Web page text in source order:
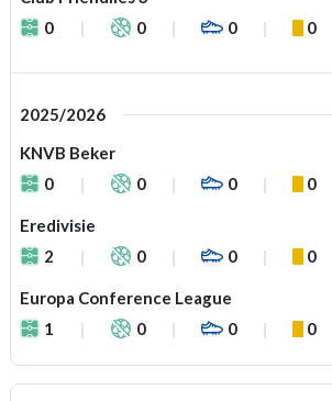
0
0 0 0
2025/2026
KNVB Beker
0
0 0 0
Eredivisie
2
0 0 0
Europa Conference League
1
0 0 0